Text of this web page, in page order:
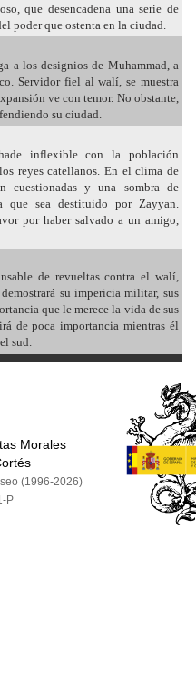
que desencadena una serie de
poder que ostenta en la ciudad.
a los designios de Muhammad, a
Servidor fiel al walí, se muestra
ve con temor. No obstante,
su ciudad.
inflexible con la población
reyes catellanos. En el clima de
cuestionadas y una sombra de
que sea destituido por Zayyan.
por haber salvado a un amigo,
de revueltas contra el walí,
su impericia militar, sus
que le merece la vida de sus
de poca importancia mientras él
sud.
Morales
(1996-2026)
P